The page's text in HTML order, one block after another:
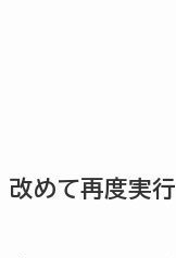
改めて再度実行